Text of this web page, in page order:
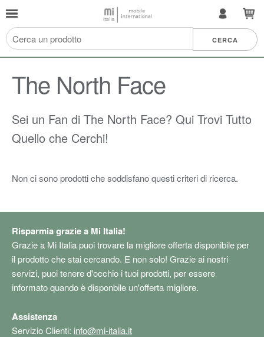
The North Face
Sei un Fan di The North Face? Qui Trovi Tutto
Quello che Cerchi!
Non ci sono prodotti che soddisfano questi criteri di ricerca.
Risparmia grazie a Mi Italia!
Grazie a Mi Italia puoi trovare la migliore offerta disponibile per
il prodotto che stai cercando. E non solo! Grazie ai nostri
servizi, puoi tenere d'occhio i tuoi prodotti, per essere
informato quando è disponbile un'offerta migliore.
Assistenza
Servizio Clienti: info@mi-italia.it